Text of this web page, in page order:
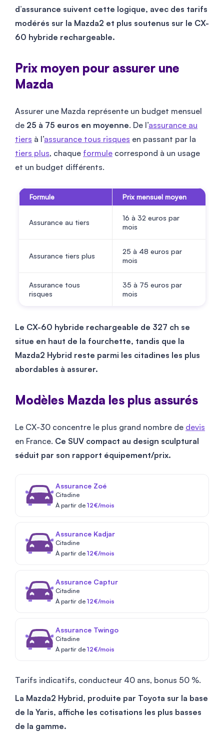
d’assurance suivent cette logique, avec des tarifs
modérés sur la Mazda2 et plus soutenus sur le CX-
60 hybride rechargeable.
Prix moyen pour assurer une
Mazda
Assurer une Mazda représente un budget mensuel
de 25 à 75 euros en moyenne. De l’assurance au
tiers à l’assurance tous risques en passant par la
tiers plus, chaque formule correspond à un usage
et un budget différents.
Formule Prix mensuel moyen
Assurance au tiers
16 à 32 euros par
mois
Assurance tiers plus
25 à 48 euros par
mois
Assurance tous
risques
35 à 75 euros par
mois
Le CX-60 hybride rechargeable de 327 ch se
situe en haut de la fourchette, tandis que la
Mazda2 Hybrid reste parmi les citadines les plus
abordables à assurer.
Modèles Mazda les plus assurés
Le CX-30 concentre le plus grand nombre de devis
en France. Ce SUV compact au design sculptural
séduit par son rapport équipement/prix.
Assurance Zoé
Citadine
À partir de12€/mois
Assurance Kadjar
Citadine
À partir de12€/mois
Assurance Captur
Citadine
À partir de12€/mois
Assurance Twingo
Citadine
À partir de12€/mois
Tarifs indicatifs, conducteur 40 ans, bonus 50 %.
La Mazda2 Hybrid, produite par Toyota sur la base
de la Yaris, affiche les cotisations les plus basses
de la gamme.